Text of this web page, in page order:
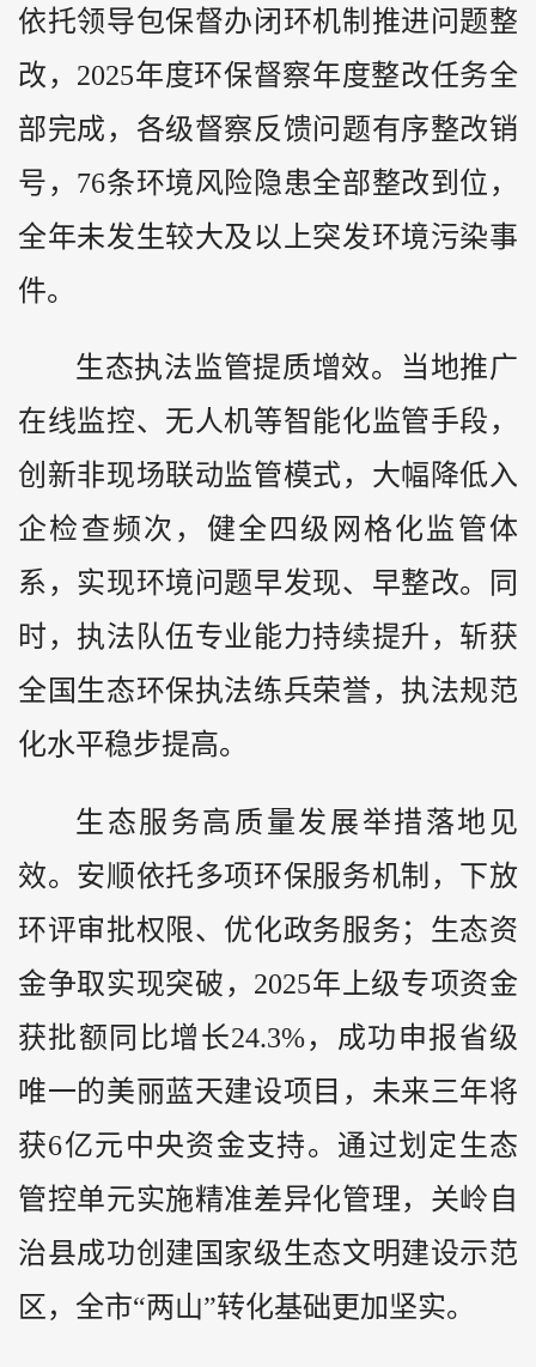
依托领导包保督办闭环机制推进问题整
改，2025年度环保督察年度整改任务全
部完成，各级督察反馈问题有序整改销
号，76条环境风险隐患全部整改到位，
全年未发生较大及以上突发环境污染事
件。
生态执法监管提质增效。当地推广
在线监控、无人机等智能化监管手段，
创新非现场联动监管模式，大幅降低入
企检查频次，健全四级网格化监管体
系，实现环境问题早发现、早整改。同
时，执法队伍专业能力持续提升，斩获
全国生态环保执法练兵荣誉，执法规范
化水平稳步提高。
生态服务高质量发展举措落地见
效。安顺依托多项环保服务机制，下放
环评审批权限、优化政务服务；生态资
金争取实现突破，2025年上级专项资金
获批额同比增长24.3%，成功申报省级
唯一的美丽蓝天建设项目，未来三年将
获6亿元中央资金支持。通过划定生态
管控单元实施精准差异化管理，关岭自
治县成功创建国家级生态文明建设示范
区，全市“两山”转化基础更加坚实。